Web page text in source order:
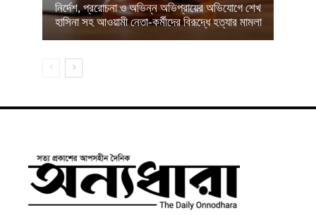
নির্দেশ, প্ররোচনা ও অভিন্ন অভিপ্রায়ের অভিযোগে শেখ
হাসিনা সহ আওয়ামী নেতা-কর্মীদের বিরূদ্ধে হত্যার মামলা